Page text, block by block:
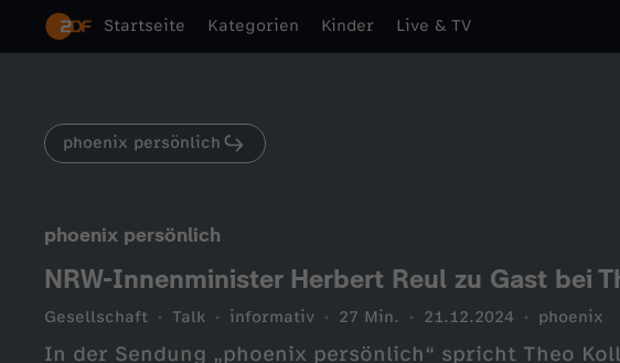
Startseite Kategorien Kinder Live & TV
phoenix persönlich
phoenix persönlich
NRW-Innenminister Herbert Reul zu Gast bei
Gesellschaft Talk informativ 27 Min. 21.12.2024 phoenix
In der Sendung „phoenix persönlich“ spricht Theo